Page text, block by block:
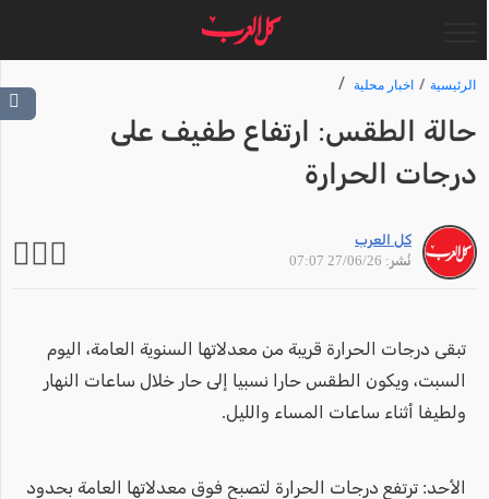
الرئيسية اخبار محلية
حالة الطقس: ارتفاع طفيف على
درجات الحرارة
كل العرب
نُشر: 27/06/26 07:07
تبقى درجات الحرارة قريبة من معدلاتها السنوية العامة، اليوم
السبت، ويكون الطقس حارا نسبيا إلى حار خلال ساعات النهار
ولطيفا أثناء ساعات المساء والليل.
الأحد: ترتفع درجات الحرارة لتصبح فوق معدلاتها العامة بحدود